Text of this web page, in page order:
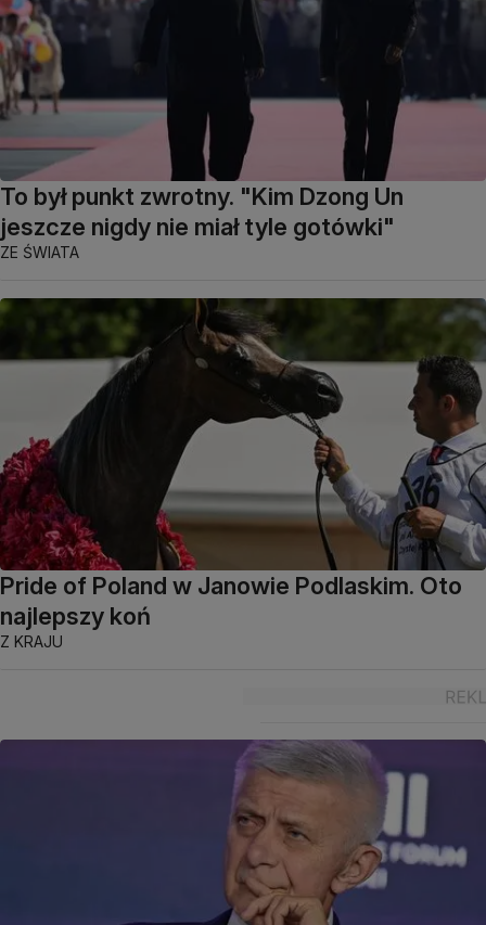
To był punkt zwrotny. "Kim Dzong Un
jeszcze nigdy nie miał tyle gotówki"
ZE ŚWIATA
Pride of Poland w Janowie Podlaskim. Oto
najlepszy koń
Z KRAJU